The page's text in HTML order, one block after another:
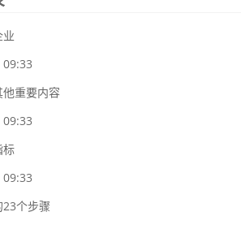
业
重要内容
标
个步骤